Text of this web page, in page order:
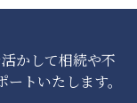
かして相続や不
トいたします。